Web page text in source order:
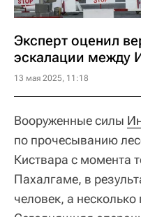
Эксперт оценил
эскалации между
13 мая 2025, 11:18
Вооруженные силы
по прочесыванию
Киствара с момента
Пахалгаме, в
человек, а